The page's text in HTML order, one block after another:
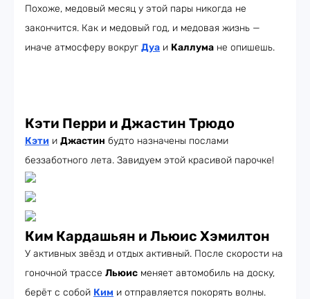
Похоже, медовый месяц у этой пары никогда не
закончится. Как и медовый год, и медовая жизнь —
иначе атмосферу вокруг Дуа и Каллума не опишешь.
Кэти Перри и Джастин Трюдо
Кэти и Джастин будто назначены послами
беззаботного лета. Завидуем этой красивой парочке!
Ким Кардашьян и Льюис Хэмилтон
У активных звёзд и отдых активный. После скорости на
гоночной трассе Льюис меняет автомобиль на доску,
берёт с собой Ким и отправляется покорять волны.